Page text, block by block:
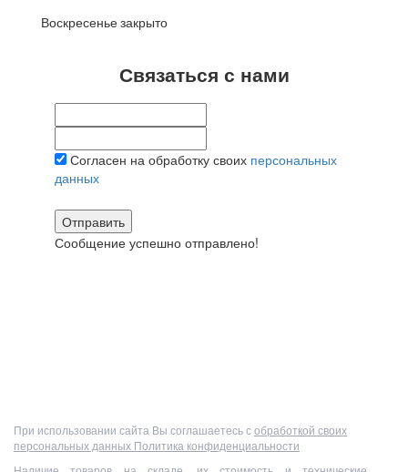
Воскресеньезакрыто
Связаться с нами
Согласен на обработку своих персональных
данных
Отправить
Сообщение успешно отправлено!
При использовании сайта Вы соглашаетесь собработкой своих
персональных данных Политика конфиденциальности